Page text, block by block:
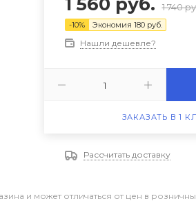
1 740
-10% Экономия 180руб.
Нашли дешевле?
ЗАКАЗАТЬ В 1
Рассчитать доставку
и может отличаться от цен в